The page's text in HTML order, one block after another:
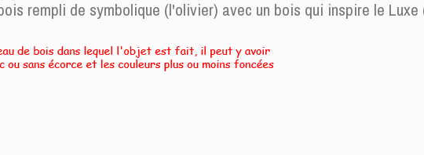
rempli de symbolique (l'olivier) avec un bois qui inspire le Luxe